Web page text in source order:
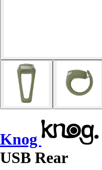
Knog
USB Rear